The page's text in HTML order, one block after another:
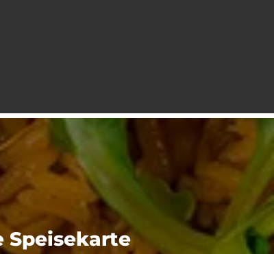
Speisekarte